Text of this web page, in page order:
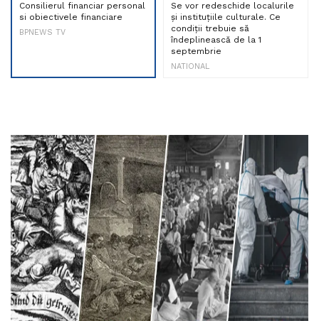
Consilierul financiar personal
si obiectivele financiare
BPNEWS TV
Se vor redeschide localurile
și instituțiile culturale. Ce
condiții trebuie să
îndeplinească de la 1
septembrie
NATIONAL